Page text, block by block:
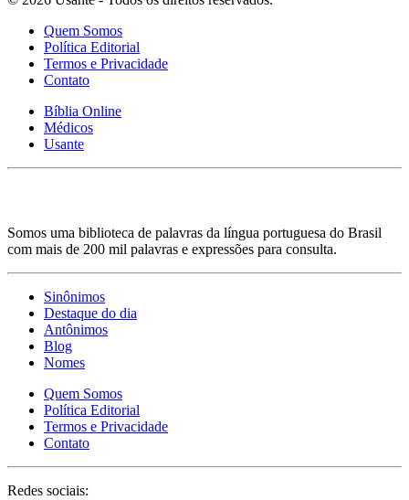
Quem Somos
Política Editorial
Termos e Privacidade
Contato
Bíblia Online
Médicos
Usante
Somos uma biblioteca de palavras da língua portuguesa do Brasil
com mais de 200 mil palavras e expressões para consulta.
Sinônimos
Destaque do dia
Antônimos
Blog
Nomes
Quem Somos
Política Editorial
Termos e Privacidade
Contato
Redes sociais: